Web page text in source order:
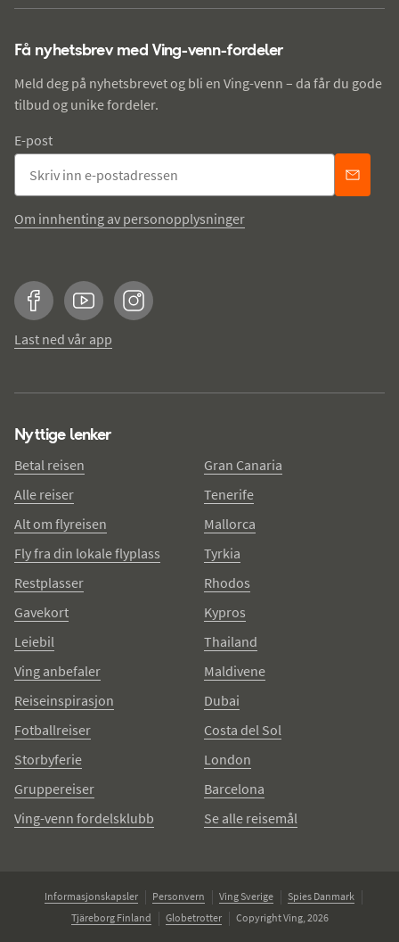
Få nyhetsbrev med Ving-venn-fordeler
Meld deg på nyhetsbrevet og bli en Ving-venn – da får du gode
tilbud og unike fordeler.
E-post
Om innhenting av personopplysninger
FacebookYouTubeInstagram
Last ned vår app
Nyttige lenker
Betal reisen
Alle reiser
Alt om flyreisen
Fly fra din lokale flyplass
Restplasser
Gavekort
Leiebil
Ving anbefaler
Reiseinspirasjon
Fotballreiser
Storbyferie
Gruppereiser
Ving-venn fordelsklubb
Gran Canaria
Tenerife
Mallorca
Tyrkia
Rhodos
Kypros
Thailand
Maldivene
Dubai
Costa del Sol
London
Barcelona
Se alle reisemål
Informasjonskapsler Personvern Ving Sverige
Spies Danmark
Tjäreborg Finland
Globetrotter Copyright Ving, 2026